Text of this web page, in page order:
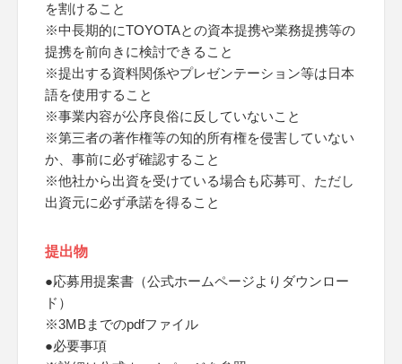
を割けること
※中長期的にTOYOTAとの資本提携や業務提携等の
提携を前向きに検討できること
※提出する資料関係やプレゼンテーション等は日本
語を使用すること
※事業内容が公序良俗に反していないこと
※第三者の著作権等の知的所有権を侵害していない
か、事前に必ず確認すること
※他社から出資を受けている場合も応募可、ただし
出資元に必ず承諾を得ること
提出物
●応募用提案書（公式ホームページよりダウンロー
ド）
※3MBまでのpdfファイル
●必要事項